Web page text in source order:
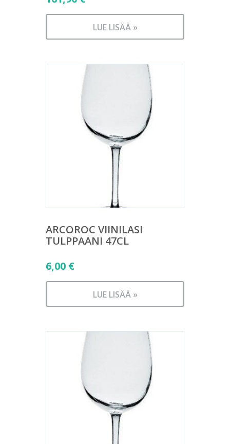
LUE LISÄÄ »
ARCOROC VIINILASI
TULPPAANI 47CL
6,00 €
LUE LISÄÄ »